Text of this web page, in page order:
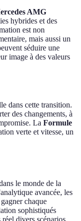
AMG
hybrides et des
est non
mais aussi un
séduire une
image à des valeurs
dans cette transition.
des changements, à
La Formule
verte et vitesse, un
le monde de la
avancée, les
chaque
sophistiqués
divers scénarios